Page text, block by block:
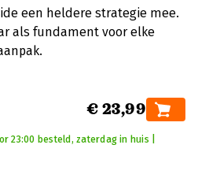
een heldere strategie mee.
als fundament voor elke
€ 23,99
23:00 besteld, zaterdag in huis |